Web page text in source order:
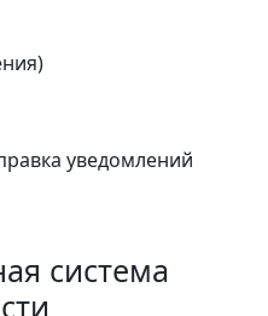
уведомлений
система